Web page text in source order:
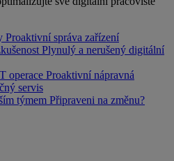
Proaktivní správa zařízení
Plynulý a nerušený digitální
operace Proaktivní nápravná
servis
týmem Připraveni na změnu?